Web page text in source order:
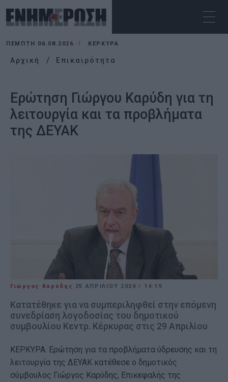
ΠΈΜΠΤΗ 06.08.2026 ΚΕΡΚΥΡΑ
Αρχική Επικαιρότητα
Ερώτηση Γιώργου Καρύδη για τη
λειτουργία και τα προβλήματα
της ΔΕΥΑΚ
Γιώργος Καρύδης 25 ΑΠΡΙΛΊΟΥ 2024/ 14:19
Κατατέθηκε για να συμπεριληφθεί στην επόμενη
συνεδρίαση λογοδοσίας του δημοτικού
συμβουλίου Κεντρ. Κέρκυρας στις 29 Απριλίου
ΚΕΡΚΥΡΑ. Ερώτηση για τα προβλήματα ύδρευσης και τη
λειτουργία της ΔΕΥΑΚ κατέθεσε ο δημοτικός
σύμβουλος Γιώργος Καρύδης, Επικεφαλής της